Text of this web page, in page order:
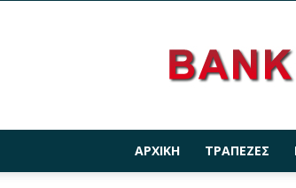
ΑΡΧΙΚΉ ΤΡΆΠΕΖΕΣ